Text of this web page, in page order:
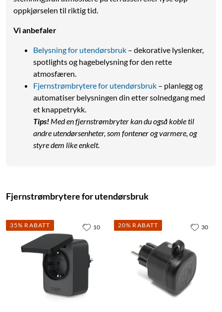
Følger vannslangen
Nettlager: 20+ st
Enkel tilkobling til
oppkjørselen til riktig tid.
Vi anbefaler
Belysning for utendørsbruk – dekorative lyslenker,
spotlights og hagebelysning for den rette
atmosfæren.
Fjernstrømbrytere for utendørsbruk – planlegg og
automatiser belysningen din etter solnedgang med
et knappetrykk.
Tips! Med en fjernstrømbryter kan du også koble til
andre utendørsenheter, som fontener og varmere, og
styre dem like enkelt.
Fjernstrømbrytere for utendørsbruk
35% RABATT 10 20% RABATT 30